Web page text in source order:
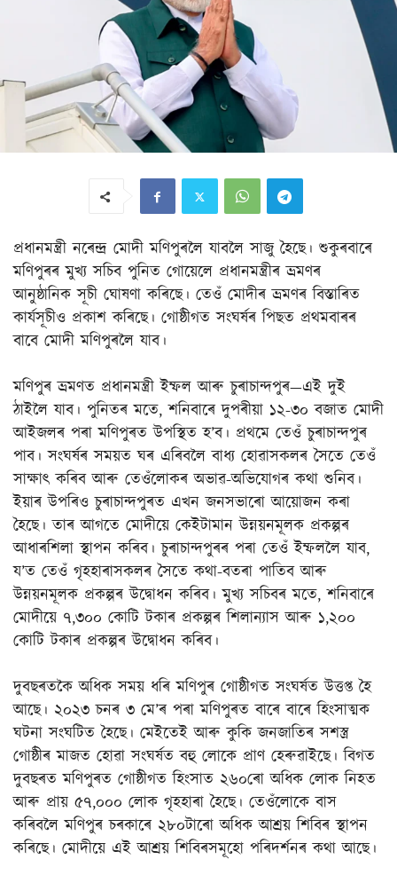
প্ৰধানমন্ত্ৰী নৰেন্দ্ৰ মোদী মণিপুৰলৈ যাবলৈ সাজু হৈছে। শুকুৰবাৰে
মণিপুৰৰ মুখ্য সচিব পুনিত গোয়েলে প্ৰধানমন্ত্ৰীৰ ভ্ৰমণৰ
আনুষ্ঠানিক সূচী ঘোষণা কৰিছে। তেওঁ মোদীৰ ভ্ৰমণৰ বিস্তাৰিত
কাৰ্যসূচীও প্ৰকাশ কৰিছে। গোষ্ঠীগত সংঘৰ্ষৰ পিছত প্ৰথমবাৰৰ
বাবে মোদী মণিপুৰলৈ যাব।
মণিপুৰ ভ্ৰমণত প্ৰধানমন্ত্ৰী ইম্ফল আৰু চুৰাচান্দপুৰ—এই দুই
ঠাইলৈ যাব। পুনিতৰ মতে, শনিবাৰে দুপৰীয়া ১২-৩০ বজাত মোদী
আইজলৰ পৰা মণিপুৰত উপস্থিত হ’ব। প্ৰথমে তেওঁ চুৰাচান্দপুৰ
পাব। সংঘৰ্ষৰ সময়ত ঘৰ এৰিবলৈ বাধ্য হোৱাসকলৰ সৈতে তেওঁ
সাক্ষাৎ কৰিব আৰু তেওঁলোকৰ অভাৱ-অভিযোগৰ কথা শুনিব।
ইয়াৰ উপৰিও চুৰাচান্দপুৰত এখন জনসভাৰো আয়োজন কৰা
হৈছে। তাৰ আগতে মোদীয়ে কেইটামান উন্নয়নমূলক প্ৰকল্পৰ
আধাৰশিলা স্থাপন কৰিব। চুৰাচান্দপুৰৰ পৰা তেওঁ ইম্ফললৈ যাব,
য’ত তেওঁ গৃহহাৰাসকলৰ সৈতে কথা-বতৰা পাতিব আৰু
উন্নয়নমূলক প্ৰকল্পৰ উদ্বোধন কৰিব। মুখ্য সচিবৰ মতে, শনিবাৰে
মোদীয়ে ৭,৩০০ কোটি টকাৰ প্ৰকল্পৰ শিলান্যাস আৰু ১,২০০
কোটি টকাৰ প্ৰকল্পৰ উদ্বোধন কৰিব।
দুবছৰতকৈ অধিক সময় ধৰি মণিপুৰ গোষ্ঠীগত সংঘৰ্ষত উত্তপ্ত হৈ
আছে। ২০২৩ চনৰ ৩ মে’ৰ পৰা মণিপুৰত বাৰে বাৰে হিংসাত্মক
ঘটনা সংঘটিত হৈছে। মেইতেই আৰু কুকি জনজাতিৰ সশস্ত্ৰ
গোষ্ঠীৰ মাজত হোৱা সংঘৰ্ষত বহু লোকে প্ৰাণ হেৰুৱাইছে। বিগত
দুবছৰত মণিপুৰত গোষ্ঠীগত হিংসাত ২৬০ৰো অধিক লোক নিহত
আৰু প্ৰায় ৫৭,০০০ লোক গৃহহাৰা হৈছে। তেওঁলোকে বাস
কৰিবলৈ মণিপুৰ চৰকাৰে ২৮০টাৰো অধিক আশ্ৰয় শিবিৰ স্থাপন
কৰিছে। মোদীয়ে এই আশ্ৰয় শিবিৰসমূহো পৰিদৰ্শনৰ কথা আছে।